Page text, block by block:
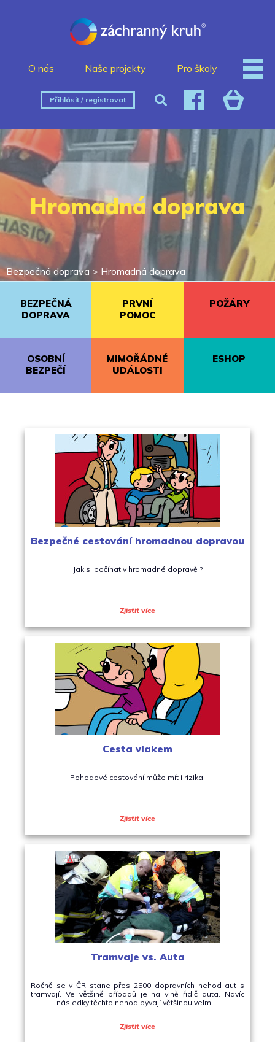
O nás Naše projekty Pro školy
Přihlásit / registrovat
Hromadná doprava
Bezpečná doprava > Hromadná doprava
BEZPEČNÁ
DOPRAVA
PRVNÍ
POMOC
POŽÁRY
OSOBNÍ
BEZPEČÍ
MIMOŘÁDNÉ
UDÁLOSTI
ESHOP
Bezpečné cestování hromadnou dopravou
Jak si počínat v hromadné dopravě ?
Zjistit více
Cesta vlakem
Pohodové cestování může mít i rizika.
Zjistit více
Tramvaje vs. Auta
Ročně se v ČR stane přes 2500 dopravních nehod aut s
tramvají. Ve většině případů je na vině řidič auta. Navíc
následky těchto nehod bývají většinou velmi…
Zjistit více